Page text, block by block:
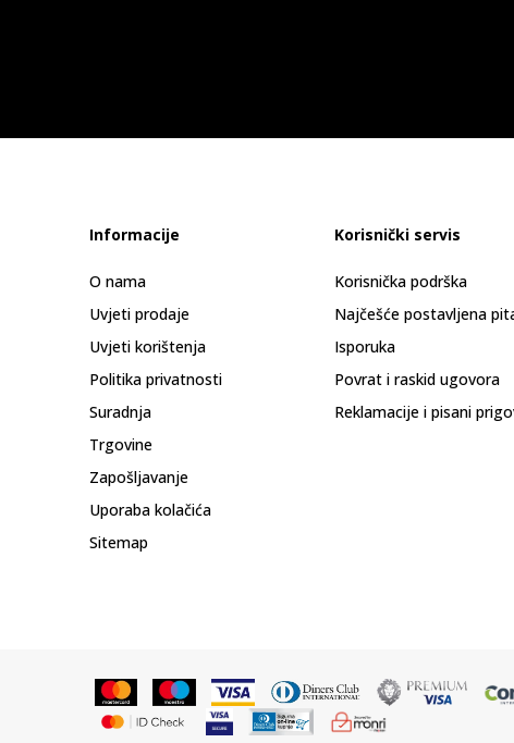
Informacije
O nama
Uvjeti prodaje
Uvjeti korištenja
Politika privatnosti
Suradnja
Trgovine
Zapošljavanje
Uporaba kolačića
Sitemap
Korisnički servis
Korisnička podrška
Najčešće postavljena
Isporuka
Povrat i raskid ugovora
Reklamacije i pisani